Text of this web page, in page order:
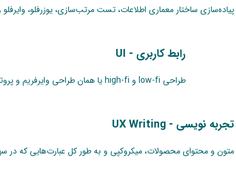
پیاده‌سازی ساختار معماری اطلاعات، تست مرتب‌سازی، یوزرفلو،
رابط کاربری - UI
طراحی low-fi و high-fi یا همان طراحی وایرفریم و پروتوتایپ محصول دیجیتال در این مرحله اجرا می‌شود.
تجربه نویسی - UX Writing
متون و محتوای محصولات، میکروکپی و به طور کل عبارت‌هایی که در